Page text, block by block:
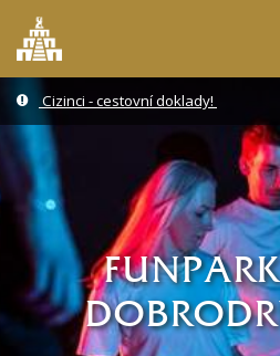
Cizinci - cestovní doklady!